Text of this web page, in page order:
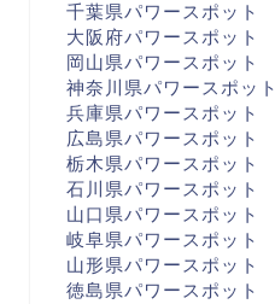
千葉県パワースポット
大阪府パワースポット
岡山県パワースポット
神奈川県パワースポット
兵庫県パワースポット
広島県パワースポット
栃木県パワースポット
石川県パワースポット
山口県パワースポット
岐阜県パワースポット
山形県パワースポット
徳島県パワースポット